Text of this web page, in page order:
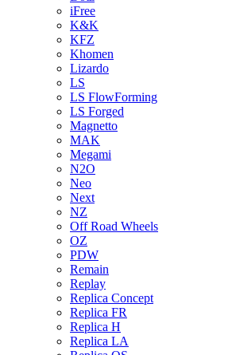
iFree
K&K
KFZ
Khomen
Lizardo
LS
LS FlowForming
LS Forged
Magnetto
MAK
Megami
N2O
Neo
Next
NZ
Off Road Wheels
OZ
PDW
Remain
Replay
Replica Concept
Replica FR
Replica H
Replica LA